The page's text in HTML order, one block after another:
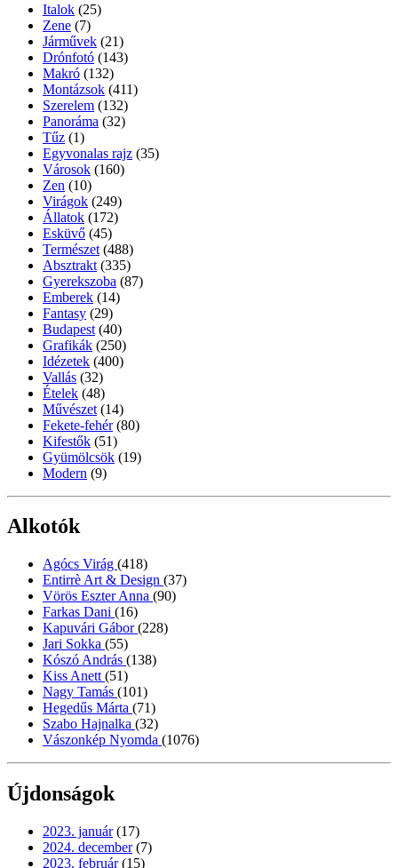
Italok (25)
Zene (7)
Járművek (21)
Drónfotó (143)
Makró (132)
Montázsok (411)
Szerelem (132)
Panoráma (32)
Tűz (1)
Egyvonalas rajz (35)
Városok (160)
Zen (10)
Virágok (249)
Állatok (172)
Esküvő (45)
Természet (488)
Absztrakt (335)
Gyerekszoba (87)
Emberek (14)
Fantasy (29)
Budapest (40)
Grafikák (250)
Idézetek (400)
Vallás (32)
Ételek (48)
Művészet (14)
Fekete-fehér (80)
Kifestők (51)
Gyümölcsök (19)
Modern (9)
Alkotók
Agócs Virág (418)
Entirrè Art & Design (37)
Vörös Eszter Anna (90)
Farkas Dani (16)
Kapuvári Gábor(228)
Jari Sokka (55)
Kószó András (138)
Kiss Anett (51)
Nagy Tamás (101)
Hegedűs Márta (71)
Szabo Hajnalka (32)
Vászonkép Nyomda (1076)
Újdonságok
2023. január (17)
2024. december (7)
2023. február (15)